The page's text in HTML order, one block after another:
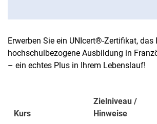
Erwerben Sie ein UNIcert®-Zertifikat, das
hochschulbezogene Ausbildung in
– ein echtes Plus in Ihrem Lebenslauf!
Kurs
Zielniveau /
Hinweise